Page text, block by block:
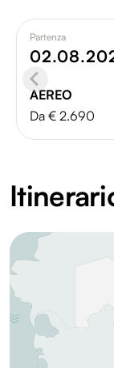
Partenza
AEREO
Da € 2.690